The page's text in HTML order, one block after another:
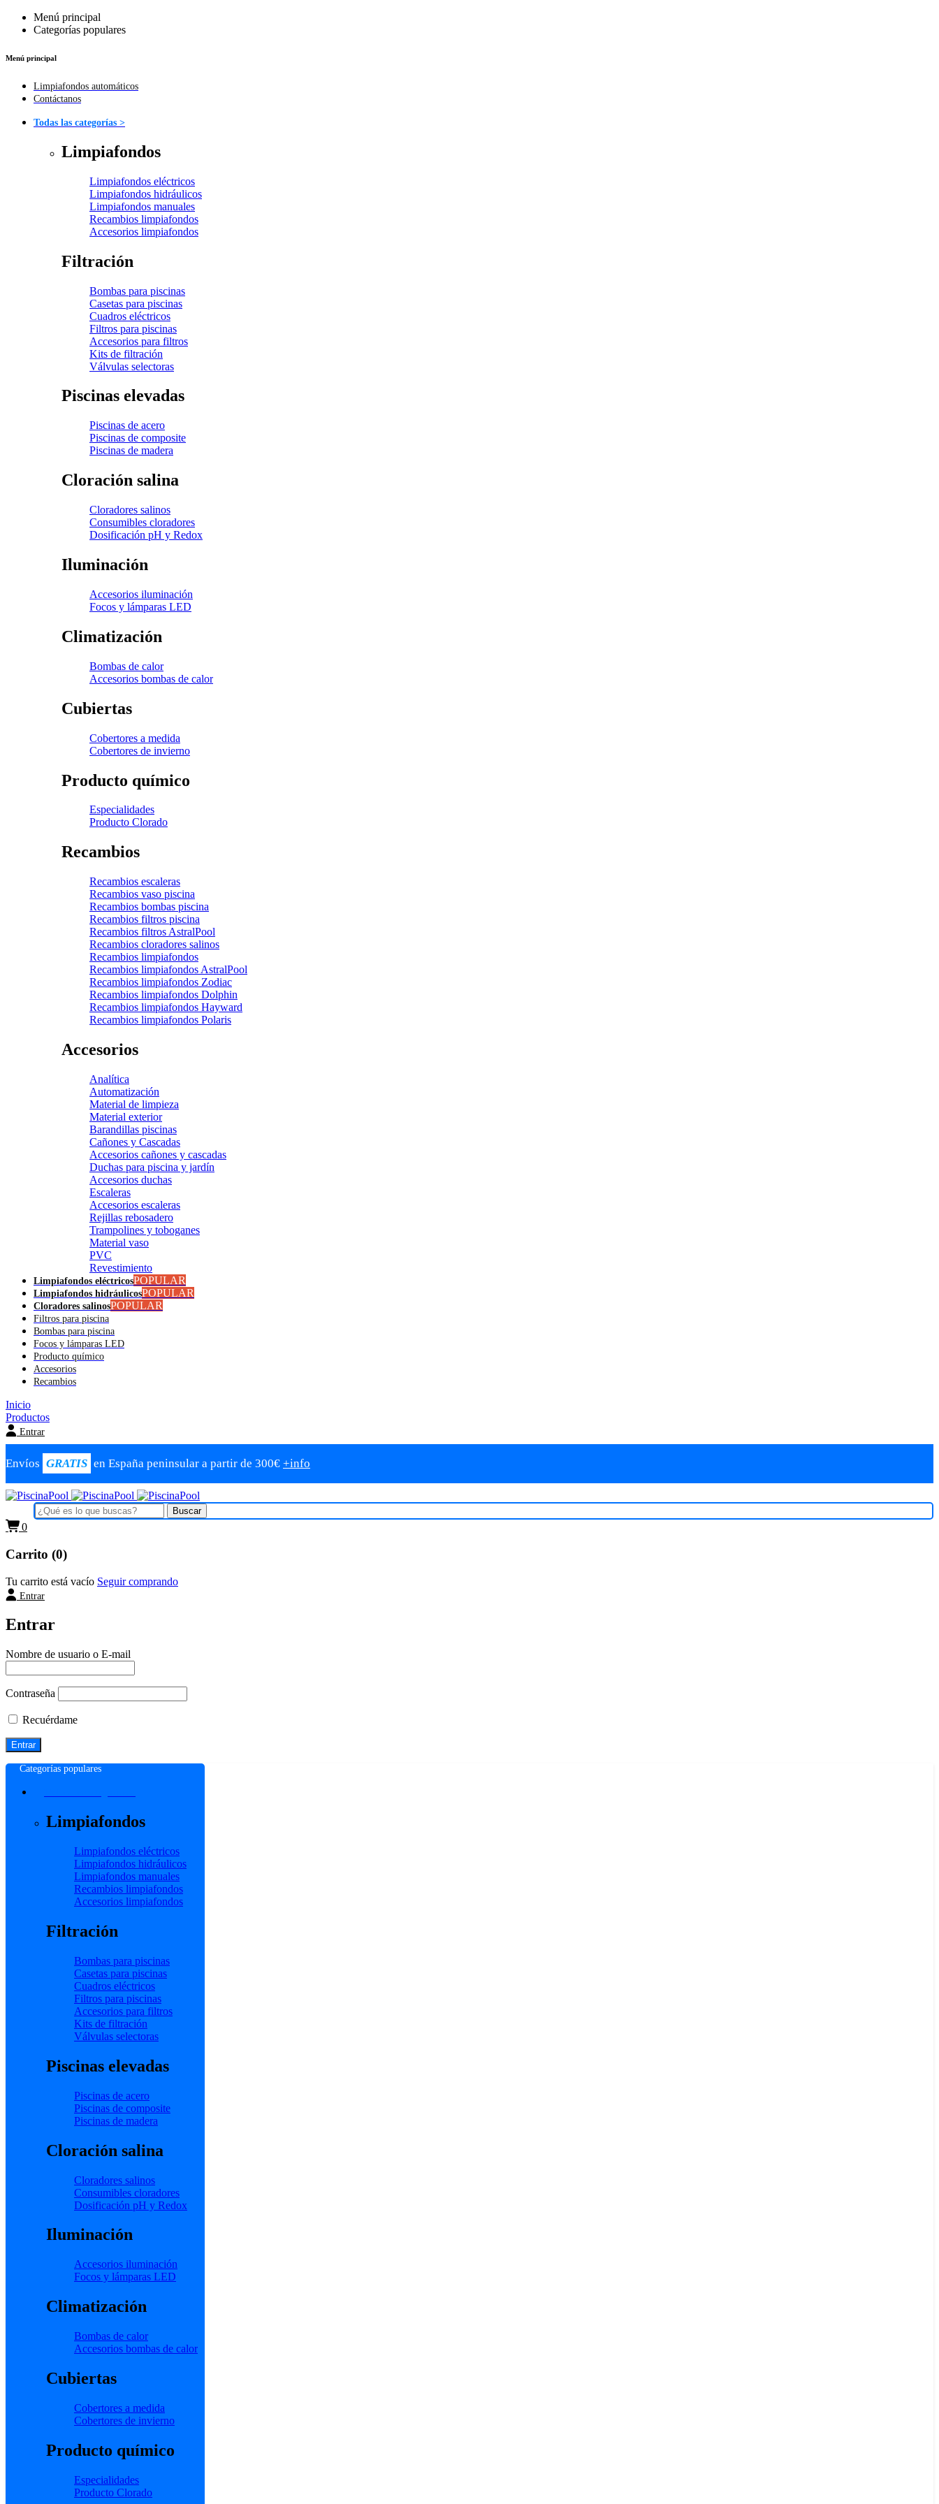
Menú principal
Categorías populares
Menú principal
Limpiafondos automáticos
Contáctanos
Todas las categorías >
Limpiafondos
Limpiafondos eléctricos
Limpiafondos hidráulicos
Limpiafondos manuales
Recambios limpiafondos
Accesorios limpiafondos
Filtración
Bombas para piscinas
Casetas para piscinas
Cuadros eléctricos
Filtros para piscinas
Accesorios para filtros
Kits de filtración
Válvulas selectoras
Piscinas elevadas
Piscinas de acero
Piscinas de composite
Piscinas de madera
Cloración salina
Cloradores salinos
Consumibles cloradores
Dosificación pH y Redox
Iluminación
Accesorios iluminación
Focos y lámparas LED
Climatización
Bombas de calor
Accesorios bombas de calor
Cubiertas
Cobertores a medida
Cobertores de invierno
Producto químico
Especialidades
Producto Clorado
Recambios
Recambios escaleras
Recambios vaso piscina
Recambios bombas piscina
Recambios filtros piscina
Recambios filtros AstralPool
Recambios cloradores salinos
Recambios limpiafondos
Recambios limpiafondos AstralPool
Recambios limpiafondos Zodiac
Recambios limpiafondos Dolphin
Recambios limpiafondos Hayward
Recambios limpiafondos Polaris
Accesorios
Analítica
Automatización
Material de limpieza
Material exterior
Barandillas piscinas
Cañones y Cascadas
Accesorios cañones y cascadas
Duchas para piscina y jardín
Accesorios duchas
Escaleras
Accesorios escaleras
Rejillas rebosadero
Trampolines y toboganes
Material vaso
PVC
Revestimiento
Limpiafondos eléctricosPOPULAR
Limpiafondos hidráulicosPOPULAR
Cloradores salinosPOPULAR
Filtros para piscina
Bombas para piscina
Focos y lámparas LED
Producto químico
Accesorios
Recambios
Inicio
Productos
Entrar
Envíos GRATIS en España peninsular a partir de 300€ +info
0
Carrito (0)
Tu carrito está vacío Seguir comprando
Entrar
Entrar
Nombre de usuario o E-mail
Contraseña
Recuérdame
Categorías populares
Limpiafondos
Limpiafondos eléctricos
Limpiafondos hidráulicos
Limpiafondos manuales
Recambios limpiafondos
Accesorios limpiafondos
Filtración
Bombas para piscinas
Casetas para piscinas
Cuadros eléctricos
Filtros para piscinas
Accesorios para filtros
Kits de filtración
Válvulas selectoras
Piscinas elevadas
Piscinas de acero
Piscinas de composite
Piscinas de madera
Cloración salina
Cloradores salinos
Consumibles cloradores
Dosificación pH y Redox
Iluminación
Accesorios iluminación
Focos y lámparas LED
Climatización
Bombas de calor
Accesorios bombas de calor
Cubiertas
Cobertores a medida
Cobertores de invierno
Producto químico
Especialidades
Producto Clorado